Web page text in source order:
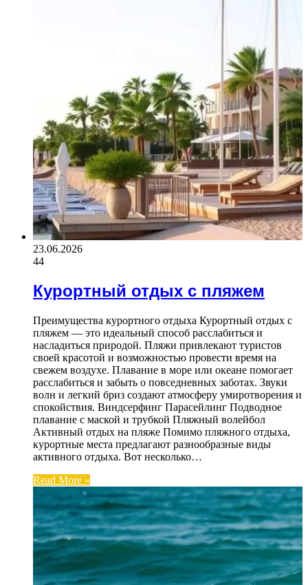
23.06.2026
44
Курортный отдых с пляжем
Преимущества курортного отдыха Курортный отдых с
пляжем — это идеальный способ расслабиться и
насладиться природой. Пляжи привлекают туристов
своей красотой и возможностью провести время на
свежем воздухе. Плавание в море или океане помогает
расслабиться и забыть о повседневных заботах. Звуки
волн и легкий бриз создают атмосферу умиротворения и
спокойствия. Виндсерфинг Парасейлинг Подводное
плавание с маской и трубкой Пляжный волейбол
Активный отдых на пляже Помимо пляжного отдыха,
курортные места предлагают разнообразные виды
активного отдыха. Вот несколько…
Read More »